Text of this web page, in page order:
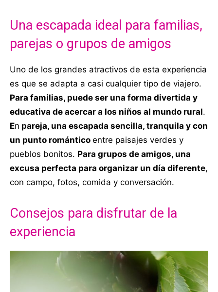
Una escapada ideal para familias,
parejas o grupos de amigos
Uno de los grandes atractivos de esta experiencia
es que se adapta a casi cualquier tipo de viajero.
Para familias, puede ser una forma divertida y
educativa de acercar a los niños al mundo rural.
En pareja, una escapada sencilla, tranquila y con
un punto romántico entre paisajes verdes y
pueblos bonitos. Para grupos de amigos, una
excusa perfecta para organizar un día diferente,
con campo, fotos, comida y conversación.
Consejos para disfrutar de la
experiencia